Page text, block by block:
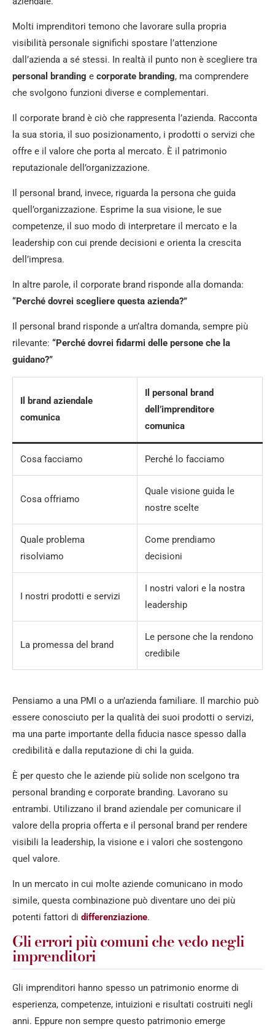
Molti imprenditori temono che lavorare sulla propria
visibilità personale significhi spostare l’attenzione
dall’azienda a sé stessi. In realtà il punto non è scegliere tra
personal branding e corporate branding, ma comprendere
che svolgono funzioni diverse e complementari.
Il corporate brand è ciò che rappresenta l’azienda. Racconta
la sua storia, il suo posizionamento, i prodotti o servizi che
offre e il valore che porta al mercato. È il patrimonio
reputazionale dell’organizzazione.
Il personal brand, invece, riguarda la persona che guida
quell’organizzazione. Esprime la sua visione, le sue
competenze, il suo modo di interpretare il mercato e la
leadership con cui prende decisioni e orienta la crescita
dell’impresa.
In altre parole, il corporate brand risponde alla domanda:
“Perché dovrei scegliere questa azienda?”
Il personal brand risponde a un’altra domanda, sempre più
rilevante: “Perché dovrei fidarmi delle persone che la
guidano?”
Il brand aziendale
comunica
Il personal brand
dell’imprenditore
comunica
Cosa facciamo Perché lo facciamo
Cosa offriamo
Quale visione guida le
nostre scelte
Quale problema
risolviamo
Come prendiamo
decisioni
I nostri prodotti e servizi
I nostri valori e la nostra
leadership
La promessa del brand
Le persone che la rendono
credibile
Pensiamo a una PMI o a un’azienda familiare. Il marchio può
essere conosciuto per la qualità dei suoi prodotti o servizi,
ma una parte importante della fiducia nasce spesso dalla
credibilità e dalla reputazione di chi la guida.
È per questo che le aziende più solide non scelgono tra
personal branding e corporate branding. Lavorano su
entrambi. Utilizzano il brand aziendale per comunicare il
valore della propria offerta e il personal brand per rendere
visibili la leadership, la visione e i valori che sostengono
quel valore.
In un mercato in cui molte aziende comunicano in modo
simile, questa combinazione può diventare uno dei più
potenti fattori di differenziazione.
Gli errori più comuni che vedo negli
imprenditori
Gli imprenditori hanno spesso un patrimonio enorme di
esperienza, competenze, intuizioni e risultati costruiti negli
anni. Eppure non sempre questo patrimonio emerge